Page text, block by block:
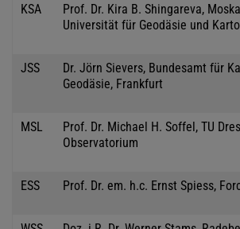
KSA
Prof. Dr. Kira B. Shingareva,
Universität für Geodäsie und
JSS
Dr. Jörn Sievers, Bundesamt für
Geodäsie, Frankfurt
MSL
Prof. Dr. Michael H. Soffel, TU
Observatorium
ESS Prof. Dr. em. h.c. Ernst Spiess,